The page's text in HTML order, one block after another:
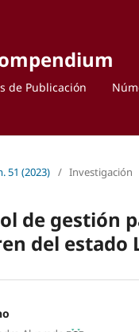
de Publicación
51 (2023) / Investigación
de gestión
del estado